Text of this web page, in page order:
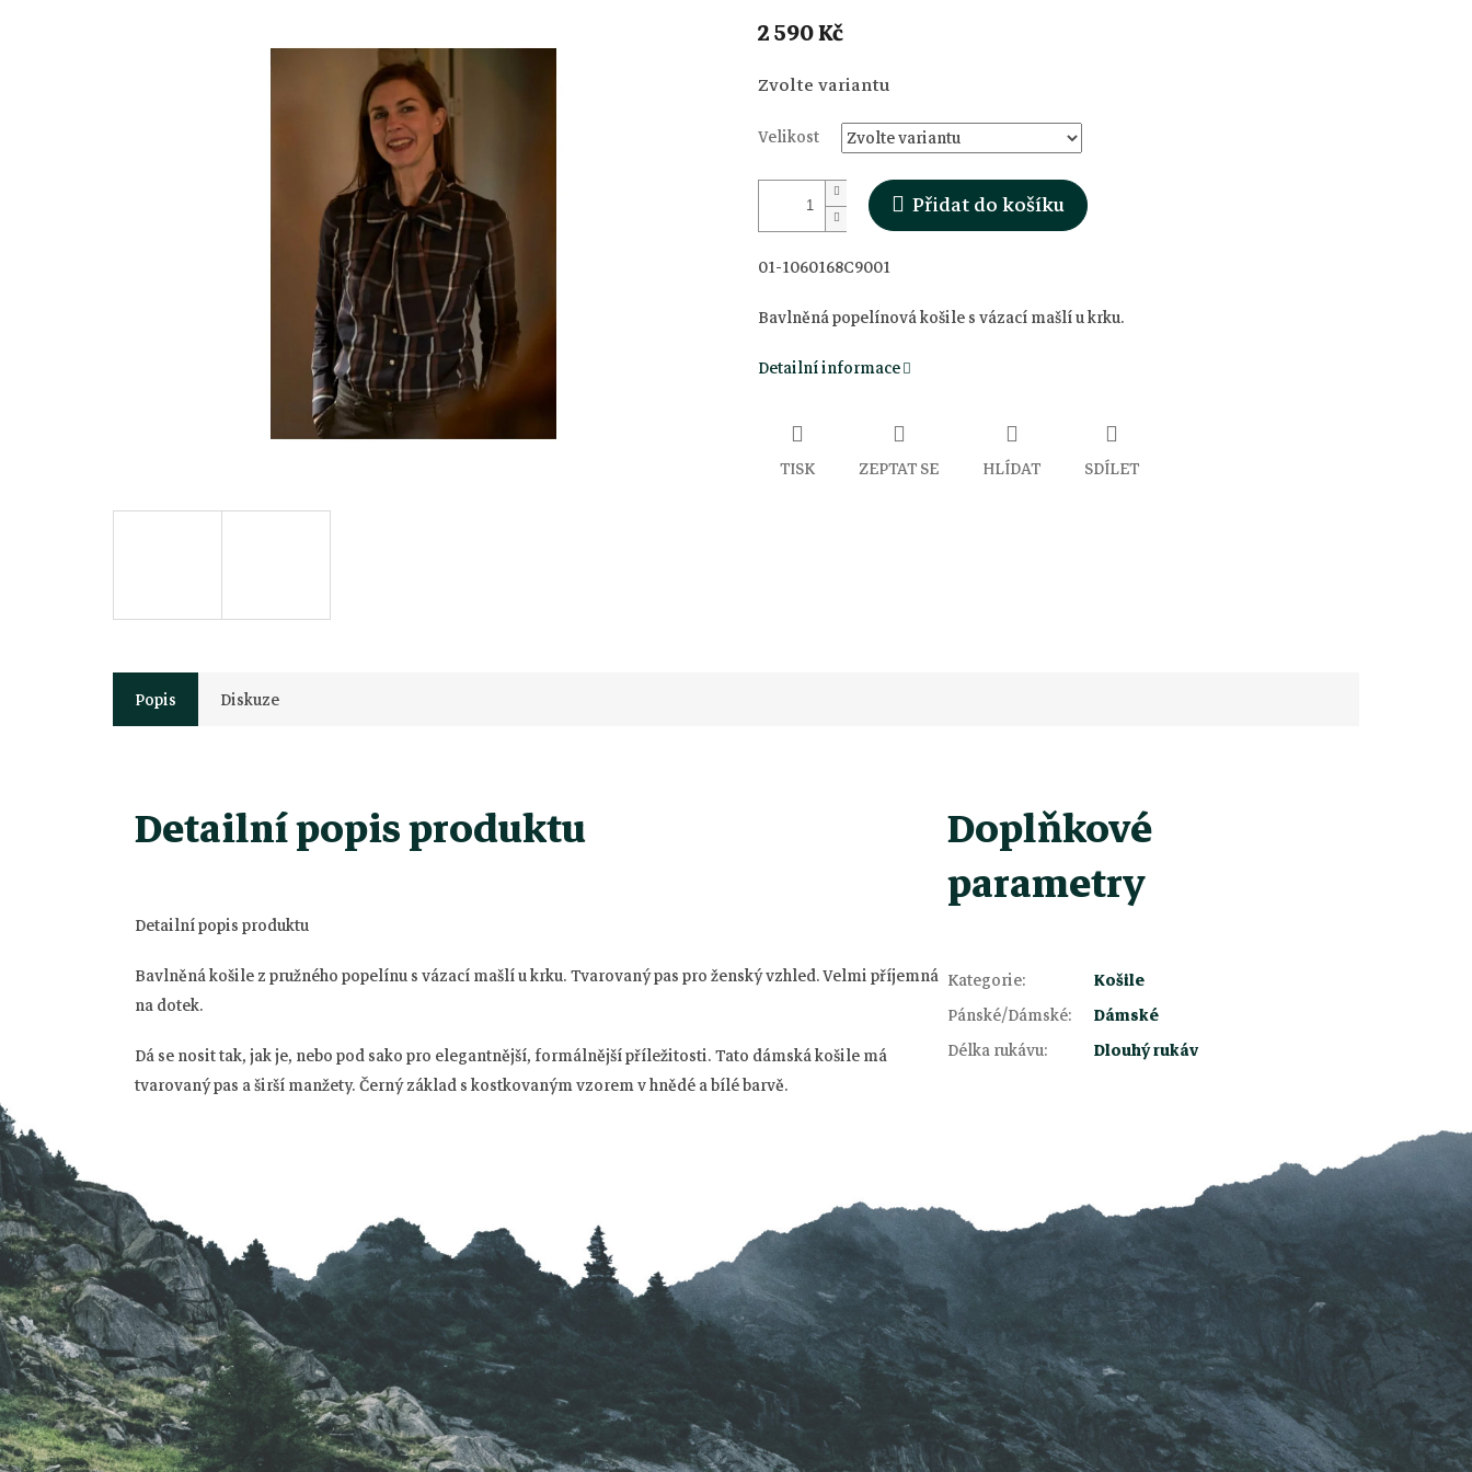
2 590 Kč
Měrná
cena:
Zvolte variantu
Velikost
Přidat do košíku
01-1060168C9001
Bavlněná popelínová košile s vázací mašlí u krku.
Detailní informace
TISK ZEPTAT SE HLÍDAT SDÍLET
Popis Diskuze
Detailní popis produktu
Detailní popis produktu
Bavlněná košile z pružného popelínu s vázací mašlí u krku. Tvarovaný pas pro ženský vzhled. Velmi příjemná
na dotek.
Dá se nosit tak, jak je, nebo pod sako pro elegantnější, formálnější příležitosti. Tato dámská košile má
tvarovaný pas a širší manžety. Černý základ s kostkovaným vzorem v hnědé a bílé barvě.
Doplňkové
parametry
Kategorie:
Košile
Pánské/Dámské:
Dámské
Délka rukávu: Dlouhý rukáv
p
a
t
í